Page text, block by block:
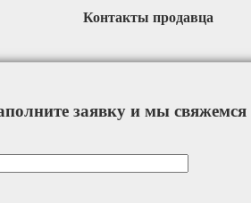
Контакты продавца
заявку и мы